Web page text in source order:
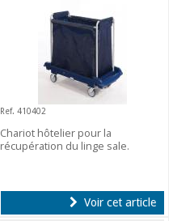
Ref. 410402
Chariot hôtelier pour la
récupération du linge sale.
Voir cet article